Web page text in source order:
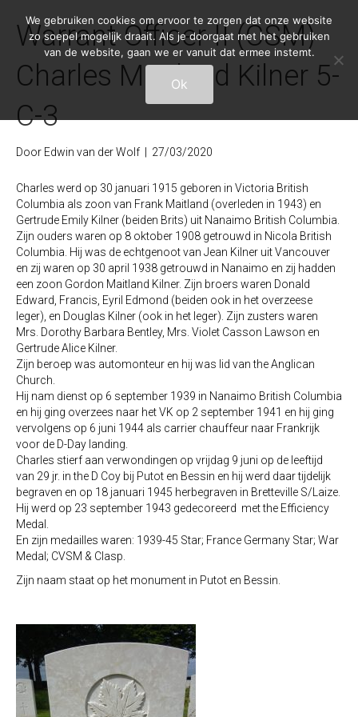
Warrant Officer II (CSM)
Charles Maitland Kilner 5-
C-3
Door Edwin van der Wolf 27/03/2020
Charles werd op 30 januari 1915 geboren in Victoria British
Columbia als zoon van Frank Maitland (overleden in 1943) en
Gertrude Emily Kilner (beiden Brits) uit Nanaimo British Columbia.
Zijn ouders waren op 8 oktober 1908 getrouwd in Nicola British
Columbia. Hij was de echtgenoot van Jean Kilner uit Vancouver
en zij waren op 30 april 1938 getrouwd in Nanaimo en zij hadden
een zoon Gordon Maitland Kilner. Zijn broers waren Donald
Edward, Francis, Eyril Edmond (beiden ook in het overzeese
leger), en Douglas Kilner (ook in het leger). Zijn zusters waren
Mrs. Dorothy Barbara Bentley, Mrs. Violet Casson Lawson en
Gertrude Alice Kilner.
Zijn beroep was automonteur en hij was lid van the Anglican
Church.
Hij nam dienst op 6 september 1939 in Nanaimo British Columbia
en hij ging overzees naar het VK op 2 september 1941 en hij ging
vervolgens op 6 juni 1944 als carrier chauffeur naar Frankrijk
voor de D-Day landing.
Charles stierf aan verwondingen op vrijdag 9 juni op de leeftijd
van 29 jr. in the D Coy bij Putot en Bessin en hij werd daar tijdelijk
begraven en op 18 januari 1945 herbegraven in Bretteville S/Laize.
Hij werd op 23 september 1943 gedecoreerd met the Efficiency
Medal.
En zijn medailles waren: 1939-45 Star; France Germany Star; War
Medal; CVSM & Clasp.
Zijn naam staat op het monument in Putot en Bessin.
We gebruiken cookies om ervoor te zorgen dat onze website
zo soepel mogelijk draait. Als je doorgaat met het gebruiken
van de website, gaan we er vanuit dat ermee instemt.
Ok